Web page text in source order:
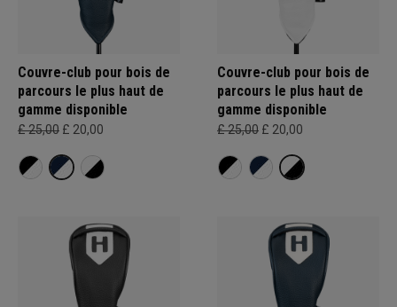
Couvre-club pour bois de
parcours le plus haut de
gamme disponible
£ 25,00 £ 20,00
Couvre-club pour bois de
parcours le plus haut de
gamme disponible
£ 25,00 £ 20,00